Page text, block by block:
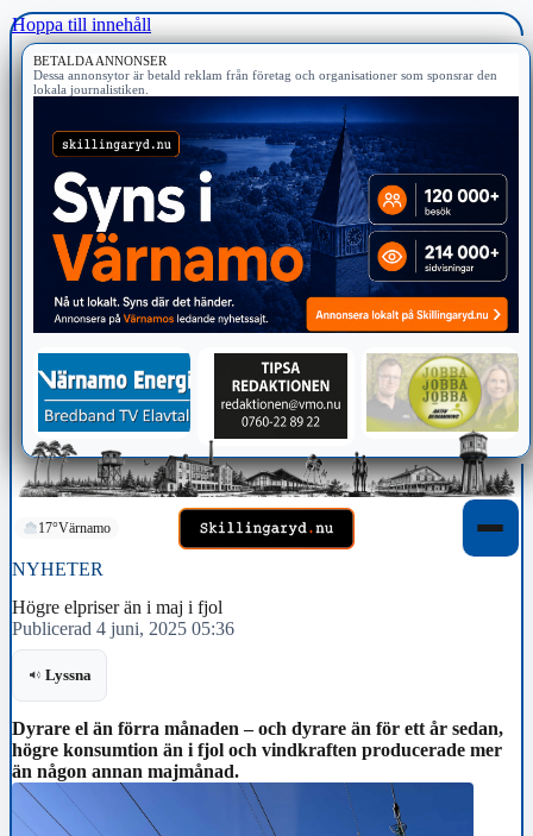
Hoppa till innehåll
BETALDA ANNONSER
Dessa annonsytor är betald reklam från företag och organisationer som sponsrar den
lokala journalistiken.
17°Värnamo
NYHETER
Högre elpriser än i maj i fjol
Publicerad 4 juni, 2025 05:36
Lyssna
Dyrare el än förra månaden – och dyrare än för ett år sedan,
högre konsumtion än i fjol och vindkraften producerade mer
än någon annan majmånad.